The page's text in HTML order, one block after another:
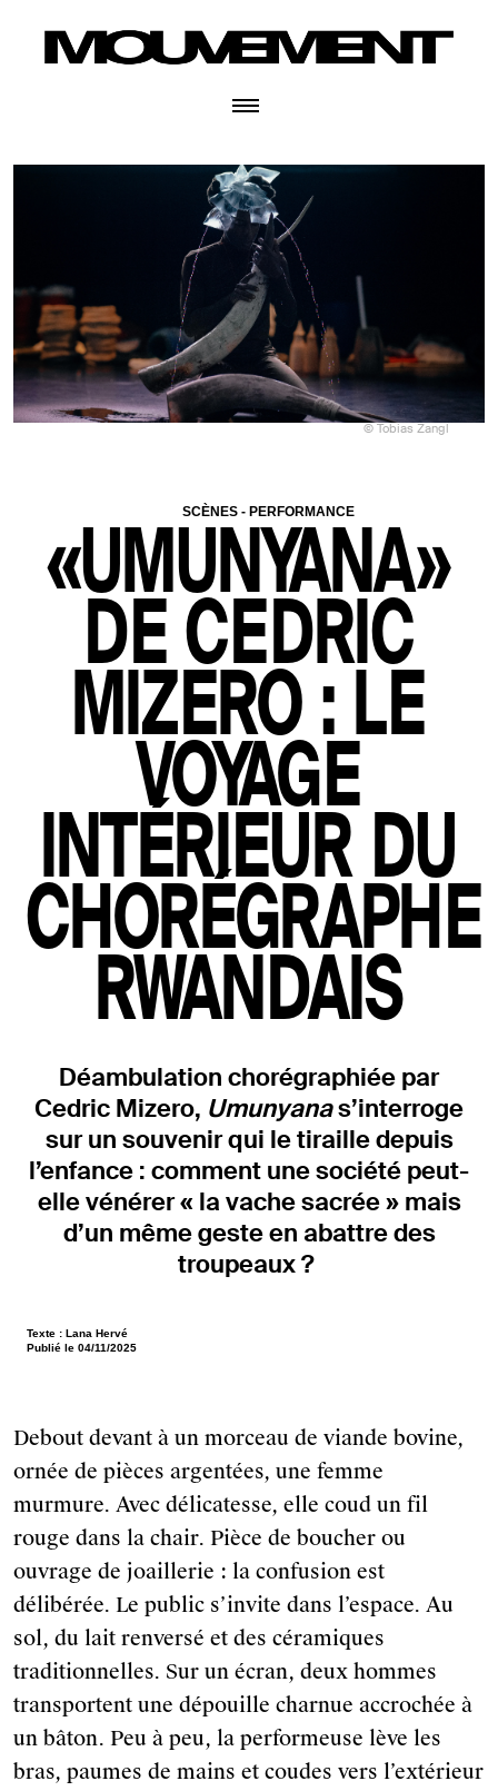
CONNECTEZ-VOUS
+ CONNECTEZ-VOUS
OÙ TROUVER VOTRE N° ?
Votre numéro de commande
figure en haut du mail reçu lors de
la souscription de votre
© Tobias Zangl
SCÈNES - PERFORMANCE
«UMUNYANA»
DE CEDRIC
MIZERO : LE
VOYAGE
INTÉRIEUR DU
CHORÉGRAPHE
RWANDAIS
Déambulation chorégraphiée par
Cedric Mizero, Umunyanas’interroge
sur un souvenir qui le tiraille depuis
l’enfance : comment une société peut-
elle vénérer « la vache sacrée » mais
d’un même geste en abattre des
troupeaux ?
Texte : Lana Hervé
Publié le 04/11/2025
Debout devant à un morceau de viande bovine,
ornée de pièces argentées, une femme
murmure. Avec délicatesse, elle coud un fil
rouge dans la chair. Pièce de boucher ou
ouvrage de joaillerie : la confusion est
délibérée. Le public s’invite dans l’espace. Au
sol, du lait renversé et des céramiques
traditionnelles. Sur un écran, deux hommes
transportent une dépouille charnue accrochée à
un bâton. Peu à peu, la performeuse lève les
bras, paumes de mains et coudes vers l’extérieur